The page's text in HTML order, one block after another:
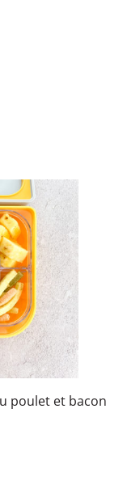
poulet et bacon